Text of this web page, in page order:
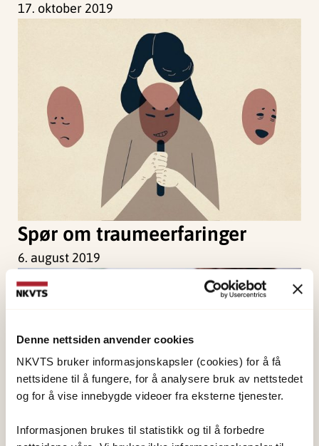
Denne nettsiden anvender cookies
NKVTS bruker informasjonskapsler (cookies) for å få
nettsidene til å fungere, for å analysere bruk av nettstedet
og for å vise innebygde videoer fra eksterne tjenester.
Informasjonen brukes til statistikk og til å forbedre
17. oktober 2019
Spør om traumeerfaringer
6. august 2019